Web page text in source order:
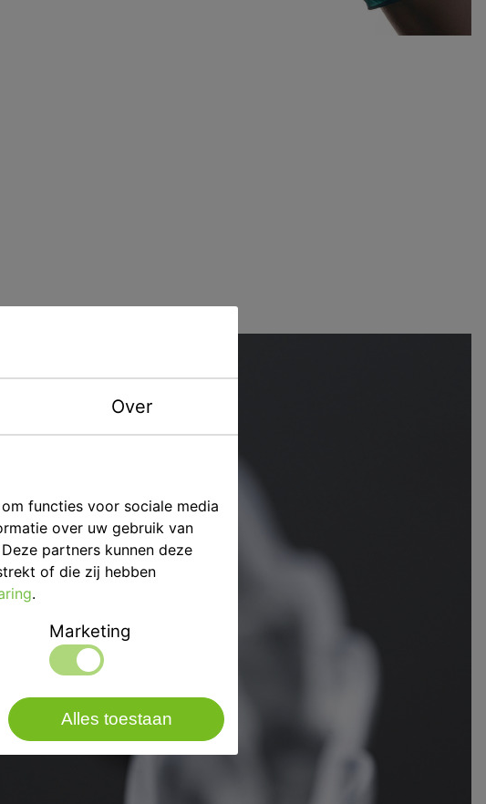
Over
functies voor sociale media
over uw gebruik van
partners kunnen deze
of die zij hebben
.
Marketing
Alles toestaan